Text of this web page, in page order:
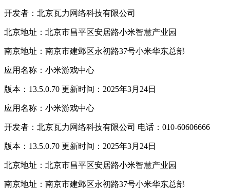
开发者：北京瓦力网络科技有限公司
北京地址：北京市昌平区安居路小米智慧产业园
南京地址：南京市建邺区永初路37号小米华东总部
应用名称：小米游戏中心
版本：13.5.0.70 更新时间：2025年3月24日
应用名称：小米游戏中心
开发者：北京瓦力网络科技有限公司 电话：010-60606666
版本：13.5.0.70 更新时间：2025年3月24日
北京地址：北京市昌平区安居路小米智慧产业园
南京地址：南京市建邺区永初路37号小米华东总部